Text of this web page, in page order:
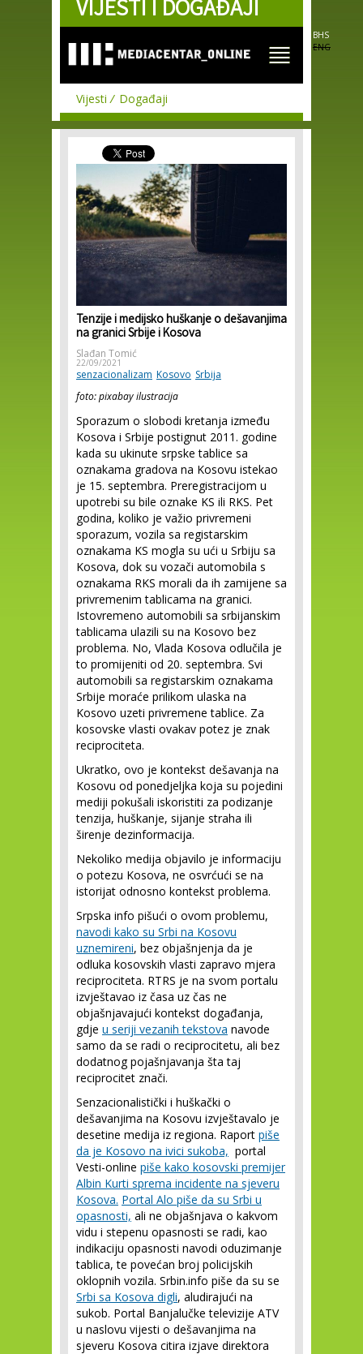
Skip to
main
VIJESTI I DOGAĐAJI
BHS
ENG
Vijesti Događaji
Tenzije i medijsko huškanje o dešavanjima
na granici Srbije i Kosova
Slađan Tomić
22/09/2021
senzacionalizam Kosovo Srbija
foto: pixabay ilustracija
Sporazum o slobodi kretanja između
Kosova i Srbije postignut 2011. godine
kada su ukinute srpske tablice sa
oznakama gradova na Kosovu istekao
je 15. septembra. Preregistracijom u
upotrebi su bile oznake KS ili RKS. Pet
godina, koliko je važio privremeni
sporazum, vozila sa registarskim
oznakama KS mogla su ući u Srbiju sa
Kosova, dok su vozači automobila s
oznakama RKS morali da ih zamijene sa
privremenim tablicama na granici.
Istovremeno automobili sa srbijanskim
tablicama ulazili su na Kosovo bez
problema. No, Vlada Kosova odlučila je
to promijeniti od 20. septembra. Svi
automobili sa registarskim oznakama
Srbije moraće prilikom ulaska na
Kosovo uzeti privremene tablice. Za
kosovske vlasti ovakav potez je znak
reciprociteta.
Ukratko, ovo je kontekst dešavanja na
Kosovu od ponedjeljka koja su pojedini
mediji pokušali iskoristiti za podizanje
tenzija, huškanje, sijanje straha ili
širenje dezinformacija.
Nekoliko medija objavilo je informaciju
o potezu Kosova, ne osvrćući se na
istorijat odnosno kontekst problema.
Srpska info pišući o ovom problemu,
navodi kako su Srbi na Kosovu
uznemireni, bez objašnjenja da je
odluka kosovskih vlasti zapravo mjera
reciprociteta. RTRS je na svom portalu
izvještavao iz časa uz čas ne
objašnjavajući kontekst događanja,
gdje u seriji vezanih tekstova navode
samo da se radi o reciprocitetu, ali bez
dodatnog pojašnjavanja šta taj
reciprocitet znači.
Senzacionalistički i huškački o
dešavanjima na Kosovu izvještavalo je
desetine medija iz regiona. Raport piše
da je Kosovo na ivici sukoba, portal
Vesti-online piše kako kosovski premijer
Albin Kurti sprema incidente na sjeveru
Kosova. Portal Alo piše da su Srbi u
opasnosti, ali ne objašnjava o kakvom
vidu i stepenu opasnosti se radi, kao
indikaciju opasnosti navodi oduzimanje
tablica, te povećan broj policijskih
oklopnih vozila. Srbin.info piše da su se
Srbi sa Kosova digli, aludirajući na
sukob. Portal Banjalučke televizije ATV
u naslovu vijesti o dešavanjima na
sjeveru Kosova citira izjave direktora